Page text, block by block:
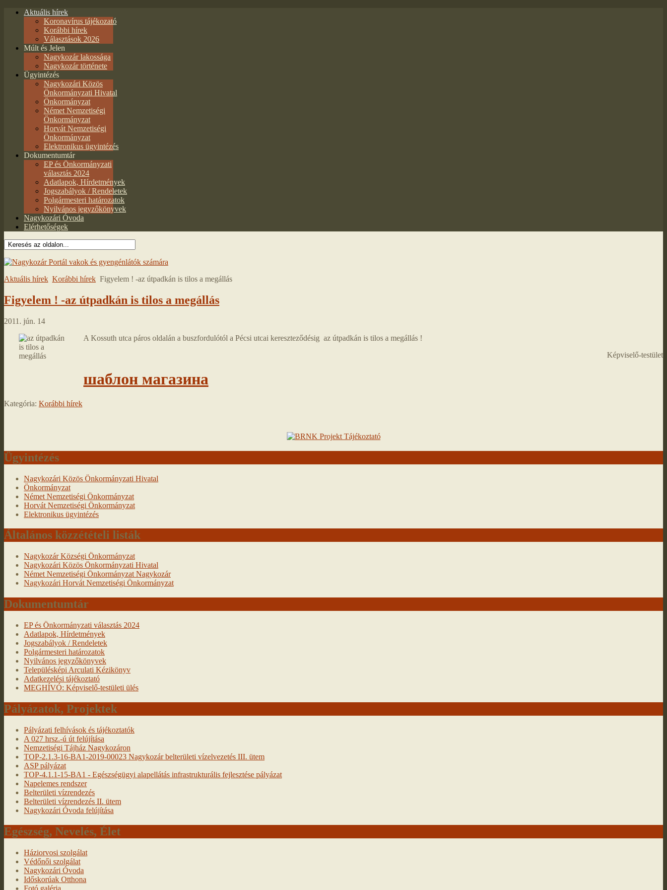
Aktuális hírek
Koronavírus tájékozató
Korábbi hírek
Választások 2026
Múlt és Jelen
Nagykozár lakossága
Nagykozár története
Ügyintézés
Nagykozári Közös
Önkormányzati Hivatal
Önkormányzat
Német Nemzetiségi
Önkormányzat
Horvát Nemzetiségi
Önkormányzat
Elektronikus ügyintézés
Dokumentumtár
EP és Önkormányzati
választás 2024
Adatlapok, Hírdetmények
Jogszabályok / Rendeletek
Polgármesteri határozatok
Nyilvános jegyzőkönyvek
Nagykozári Óvoda
Elérhetőségek
Aktuális hírek Korábbi hírek Figyelem ! -az útpadkán is tilos a megállás
Figyelem ! -az útpadkán is tilos a megállás
2011. jún. 14
A Kossuth utca páros oldalán a buszfordulótól a Pécsi utcai kereszteződésig az útpadkán is tilos a megállás !
Képviselő-testület
шаблон магазина
Kategória: Korábbi hírek
Ügyintézés
Nagykozári Közös Önkormányzati Hivatal
Önkormányzat
Német Nemzetiségi Önkormányzat
Horvát Nemzetiségi Önkormányzat
Elektronikus ügyintézés
Általános közzétételi listák
Nagykozár Községi Önkormányzat
Nagykozári Közös Önkormányzati Hivatal
Német Nemzetiségi Önkormányzat Nagykozár
Nagykozári Horvát Nemzetiségi Önkormányzat
Dokumentumtár
EP és Önkormányzati választás 2024
Adatlapok, Hírdetmények
Jogszabályok / Rendeletek
Polgármesteri határozatok
Nyilvános jegyzőkönyvek
Településképi Arculati Kézikönyv
Adatkezelési tájékoztató
MEGHÍVÓ: Képviselő-testületi ülés
Pályázatok, Projektek
Pályázati felhívások és tájékoztatók
A 027 hrsz.-ú út felújítása
Nemzetiségi Tájház Nagykozáron
TOP-2.1.3-16-BA1-2019-00023 Nagykozár belterületi vízelvezetés III. ütem
ASP pályázat
TOP-4.1.1-15-BA1 - Egészségügyi alapellátás infrastrukturális fejlesztése pályázat
Napelemes rendszer
Belterületi vízrendezés
Belterületi vízrendezés II. ütem
Nagykozári Óvoda felújítása
Egészség, Nevelés, Élet
Háziorvosi szolgálat
Védőnői szolgálat
Nagykozári Óvoda
Időskorúak Otthona
Fotó galéria